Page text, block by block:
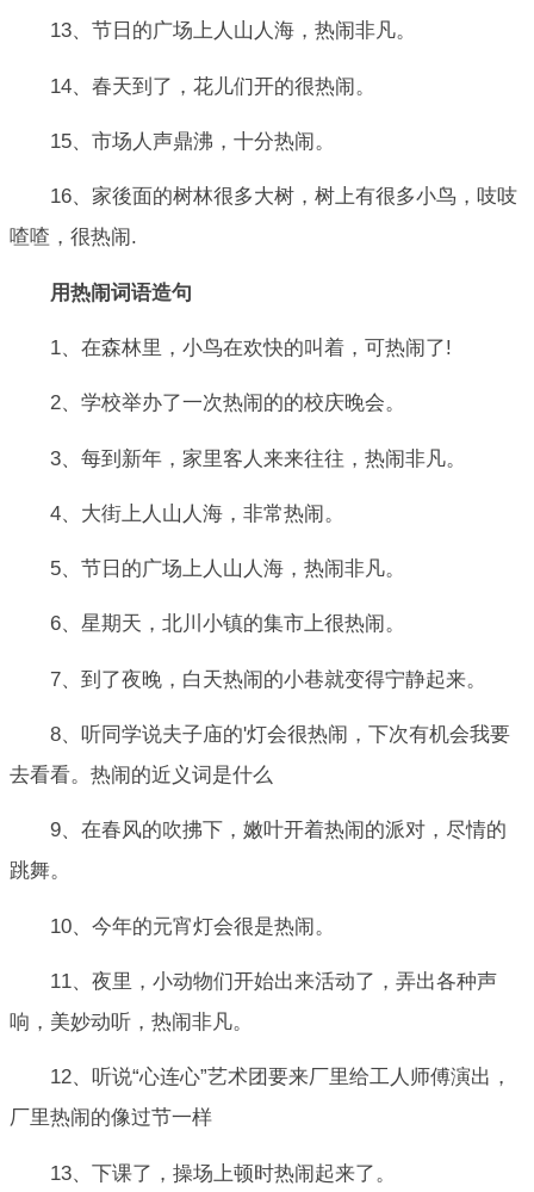
13、节日的广场上人山人海，热闹非凡。
14、春天到了，花儿们开的很热闹。
15、市场人声鼎沸，十分热闹。
16、家後面的树林很多大树，树上有很多小鸟，吱吱
喳喳，很热闹.
用热闹词语造句
1、在森林里，小鸟在欢快的叫着，可热闹了!
2、学校举办了一次热闹的的校庆晚会。
3、每到新年，家里客人来来往往，热闹非凡。
4、大街上人山人海，非常热闹。
5、节日的广场上人山人海，热闹非凡。
6、星期天，北川小镇的集市上很热闹。
7、到了夜晚，白天热闹的小巷就变得宁静起来。
8、听同学说夫子庙的'灯会很热闹，下次有机会我要
去看看。热闹的近义词是什么
9、在春风的吹拂下，嫩叶开着热闹的派对，尽情的
跳舞。
10、今年的元宵灯会很是热闹。
11、夜里，小动物们开始出来活动了，弄出各种声
响，美妙动听，热闹非凡。
12、听说“心连心”艺术团要来厂里给工人师傅演出，
厂里热闹的像过节一样
13、下课了，操场上顿时热闹起来了。